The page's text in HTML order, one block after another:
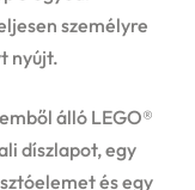
személyre
nyújt.
álló LEGO®
díszlapot, egy
és egy